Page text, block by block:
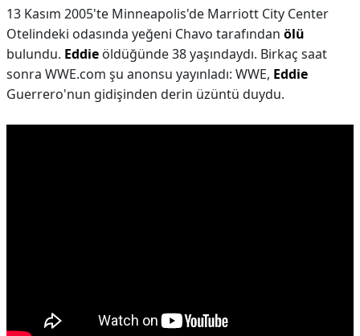
13 Kasım 2005'te Minneapolis'de Marriott City Center
Otelindeki odasında yeğeni Chavo tarafından ölü
bulundu. Eddie öldüğünde 38 yaşındaydı. Birkaç saat
sonra WWE.com şu anonsu yayınladı: WWE, Eddie
Guerrero'nun gidişinden derin üzüntü duydu.